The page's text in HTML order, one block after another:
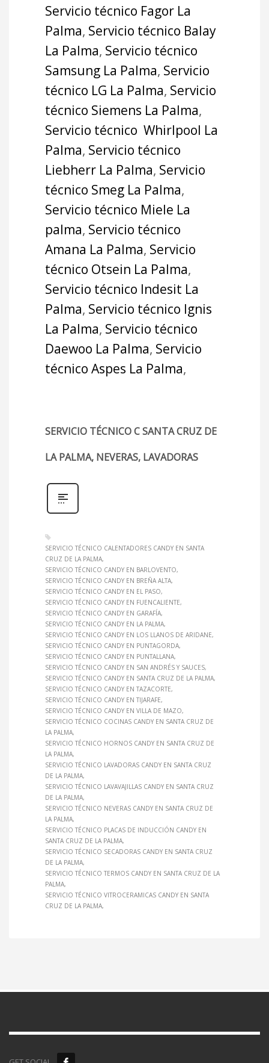
Servicio técnico Fagor La
Palma, Servicio técnico Balay
La Palma, Servicio técnico
Samsung La Palma, Servicio
técnico LG La Palma, Servicio
técnico Siemens La Palma,
Servicio técnico Whirlpool La
Palma, Servicio técnico
Liebherr La Palma, Servicio
técnico Smeg La Palma,
Servicio técnico Miele La
palma, Servicio técnico
Amana La Palma, Servicio
técnico Otsein La Palma,
Servicio técnico Indesit La
Palma, Servicio técnico Ignis
La Palma, Servicio técnico
Daewoo La Palma, Servicio
técnico Aspes La Palma,
SERVICIO TÉCNICO C SANTA CRUZ DE
LA PALMA, NEVERAS, LAVADORAS
SERVICIO TÉCNICO CALENTADORES CANDY EN SANTA
CRUZ DE LA PALMA
SERVICIO TÉCNICO CANDY EN BARLOVENTO
SERVICIO TÉCNICO CANDY EN BREÑA ALTA
SERVICIO TÉCNICO CANDY EN EL PASO
SERVICIO TÉCNICO CANDY EN FUENCALIENTE
SERVICIO TÉCNICO CANDY EN GARAFÍA
SERVICIO TÉCNICO CANDY EN LA PALMA
SERVICIO TÉCNICO CANDY EN LOS LLANOS DE ARIDANE
SERVICIO TÉCNICO CANDY EN PUNTAGORDA
SERVICIO TÉCNICO CANDY EN PUNTALLANA
SERVICIO TÉCNICO CANDY EN SAN ANDRÉS Y SAUCES
SERVICIO TÉCNICO CANDY EN SANTA CRUZ DE LA PALMA
SERVICIO TÉCNICO CANDY EN TAZACORTE
SERVICIO TÉCNICO CANDY EN TIJARAFE
SERVICIO TÉCNICO CANDY EN VILLA DE MAZO
SERVICIO TÉCNICO COCINAS CANDY EN SANTA CRUZ DE
LA PALMA
SERVICIO TÉCNICO HORNOS CANDY EN SANTA CRUZ DE
LA PALMA
SERVICIO TÉCNICO LAVADORAS CANDY EN SANTA CRUZ
DE LA PALMA
SERVICIO TÉCNICO LAVAVAJILLAS CANDY EN SANTA CRUZ
DE LA PALMA
SERVICIO TÉCNICO NEVERAS CANDY EN SANTA CRUZ DE
LA PALMA
SERVICIO TÉCNICO PLACAS DE INDUCCIÓN CANDY EN
SANTA CRUZ DE LA PALMA
SERVICIO TÉCNICO SECADORAS CANDY EN SANTA CRUZ
DE LA PALMA
SERVICIO TÉCNICO TERMOS CANDY EN SANTA CRUZ DE LA
PALMA
SERVICIO TÉCNICO VITROCERAMICAS CANDY EN SANTA
CRUZ DE LA PALMA